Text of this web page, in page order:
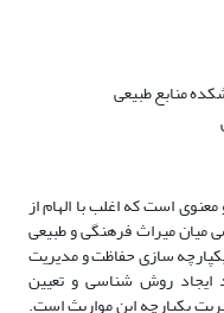
منابع طبیعی
است که اغلب با الهام از
میان میراث فرهنگی و طبیعی
سازی حفاظت و مدیریت
ایجاد روش شناسی و تعیین
یکپارچه این مواریث است.